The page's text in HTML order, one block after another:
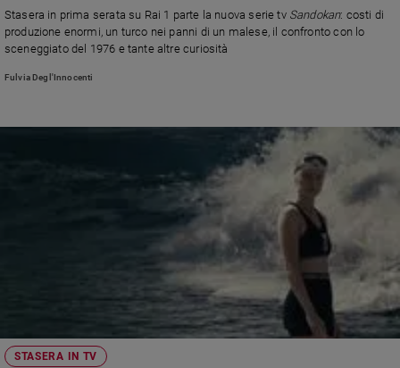
Stasera in prima serata su Rai 1 parte la nuova serie tv Sandokan: costi di
produzione enormi, un turco nei panni di un malese, il confronto con lo
sceneggiato del 1976 e tante altre curiosità
Fulvia Degl'Innocenti
STASERA IN TV